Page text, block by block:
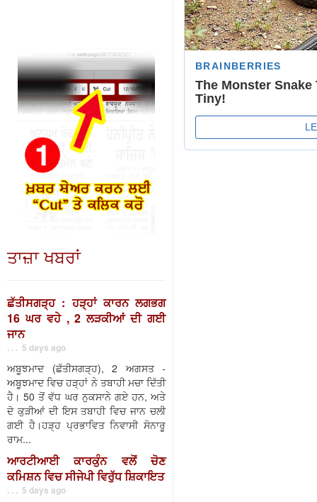
ਤਾਜ਼ਾ ਖਬਰਾਂ
ਛੱਤੀਸਗੜ੍ਹ : ਹੜ੍ਹਾਂ ਕਾਰਨ ਲਗਭਗ
16 ਘਰ ਵਹੇ , 2 ਲੜਕੀਆਂ ਦੀ ਗਈ
ਜਾਨ
. . . 5 days ago
ਅਬੂਝਮਾਦ (ਛੱਤੀਸਗੜ੍ਹ), 2 ਅਗਸਤ -
ਅਬੂਝਮਾਦ ਵਿਚ ਹੜ੍ਹਾਂ ਨੇ ਤਬਾਹੀ ਮਚਾ ਦਿੱਤੀ
ਹੈ। 50 ਤੋਂ ਵੱਧ ਘਰ ਨੁਕਸਾਨੇ ਗਏ ਹਨ, ਅਤੇ
ਦੋ ਕੁੜੀਆਂ ਦੀ ਇਸ ਤਬਾਹੀ ਵਿਚ ਜਾਨ ਚਲੀ
ਗਈ ਹੈ।ਹੜ੍ਹ ਪ੍ਰਭਾਵਿਤ ਨਿਵਾਸੀ ਸੋਨਾਰੂ
ਰਾਮ...
ਆਰਟੀਆਈ ਕਾਰਕੁੰਨ ਵਲੋਂ ਚੋਣ
ਕਮਿਸ਼ਨ ਵਿਚ ਸੀਜੇਪੀ ਵਿਰੁੱਧ ਸ਼ਿਕਾਇਤ
. . . 5 days ago